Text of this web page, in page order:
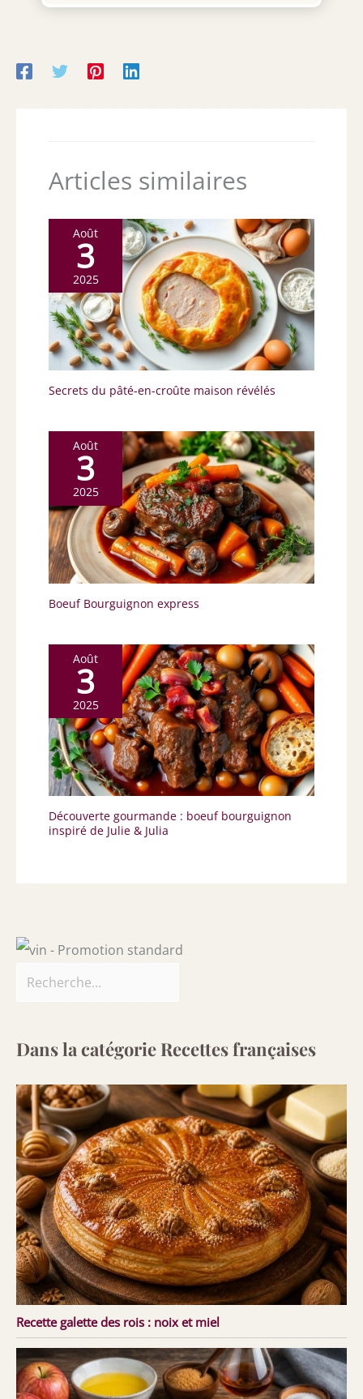
Dimensions extérieures : 20 x 9,5 cm
seront ravis. VERSATILE | Les casseroles sont
Articles similaires
Août
3
2025
Secrets du pâté-en-croûte maison révélés
Août
3
2025
Boeuf Bourguignon express
Août
3
2025
Découverte gourmande : boeuf bourguignon
inspiré de Julie & Julia
Dans la catégorie Recettes françaises
Recette galette des rois : noix et miel